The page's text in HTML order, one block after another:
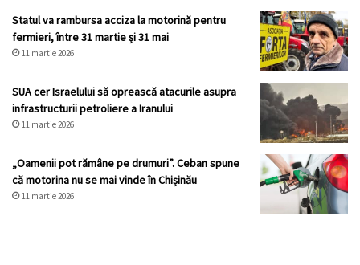
Statul va rambursa acciza la motorină pentru
fermieri, între 31 martie și 31 mai
11 martie 2026
SUA cer Israelului să oprească atacurile asupra
infrastructurii petroliere a Iranului
11 martie 2026
„Oamenii pot rămâne pe drumuri”. Ceban spune
că motorina nu se mai vinde în Chișinău
11 martie 2026